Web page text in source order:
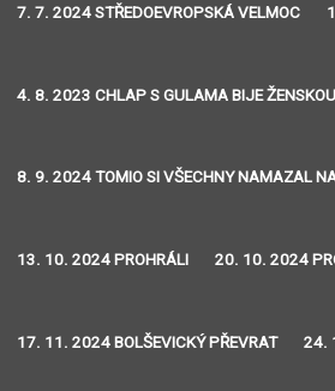
7. 7. 2024 STŘEDOEVROPSKÁ VELMOC
4. 8. 2023 CHLAP S GULAMA BIJE
8. 9. 2024 TOMIO SI VŠECHNY NAMAZAL
13. 10. 2024 PROHRÁLI 20. 10. 2024
17. 11. 2024 BOLŠEVICKÝ PŘEVRAT 24.